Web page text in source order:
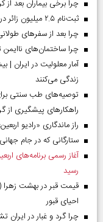
چرا برخی بیماران بعد از
ثبت‌نام ۲.۵ میلیون زائر در سماح | عبور ۱.۷ میلیون نفر از مرز‌های اربعین
چرا بعد از سفرهای
چرا ساختمان‌های
زندگی می‌کنند
توصیه‌های طب سنتی
راهکارهای پیشگیری از
راز ماندگاری «رادیو
ستارگانی که در جام جهانی ۲۰۲۶ بازی نکردند
رسید
احیای قبور
چرا گرد و غبار در ایران